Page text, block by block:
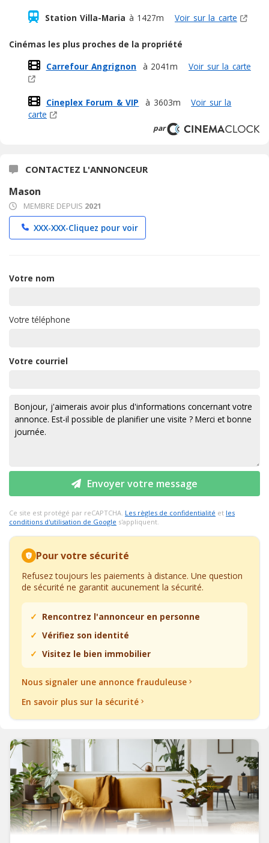
Station Villa-Maria à 1427m Voir sur la carte
Cinémas les plus proches de la propriété
Carrefour Angrignon
à 2041m Voir sur la carte
Cineplex Forum & VIP à 3603m
Voir sur la
carte
par
CONTACTEZ L'ANNONCEUR
Mason
MEMBRE DEPUIS 2021
XXX-XXX-Cliquez pour voir
Votre nom
Votre téléphone
Votre courriel
Envoyer votre message
Ce site est protégé par reCAPTCHA. Les règles de confidentialité et les
conditions d'utilisation de Google s'appliquent.
Pour votre sécurité
Refusez toujours les paiements à distance. Une question
de sécurité ne garantit aucunement la sécurité.
Rencontrez l'annonceur en personne
Vérifiez son identité
Visitez le bien immobilier
Nous signaler une annonce frauduleuse
En savoir plus sur la sécurité